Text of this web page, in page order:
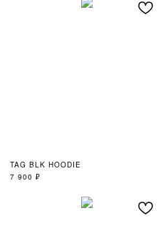
TAG BLK HOODIE
7 900 ₽